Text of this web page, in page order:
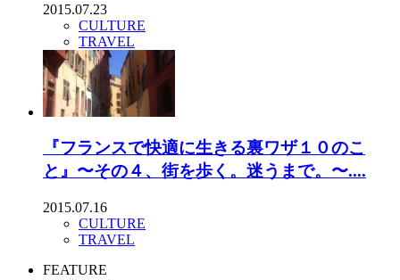
2015.07.23
CULTURE
TRAVEL
『フランスで快適に生きる裏ワザ１０のこ
と』〜その４、街を歩く。迷うまで。〜....
2015.07.16
CULTURE
TRAVEL
FEATURE